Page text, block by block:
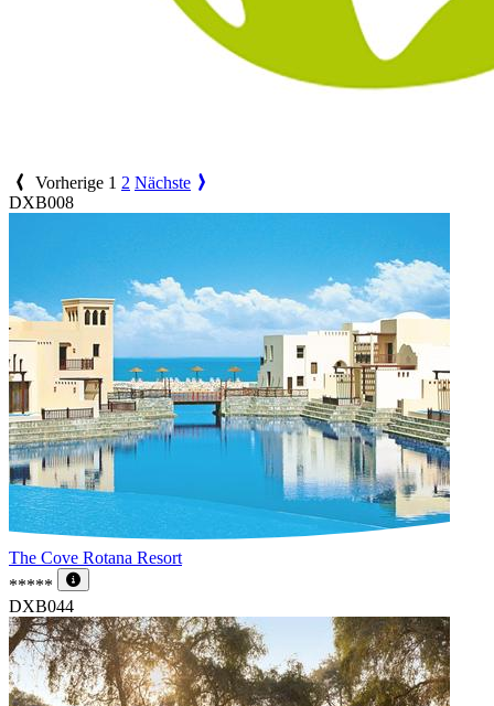
Vorherige 1 2 Nächste
DXB008
The Cove Rotana Resort
*****
DXB044